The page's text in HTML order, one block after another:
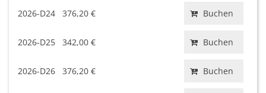
2026-D24 376,20 € Buchen
2026-D25 342,00 € Buchen
2026-D26 376,20 € Buchen